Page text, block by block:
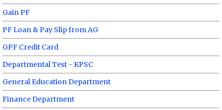
Gain PF
PF Loan & Pay Slip from AG
GPF Credit Card
Departmental Test - KPSC
General Education Department
Finance Department